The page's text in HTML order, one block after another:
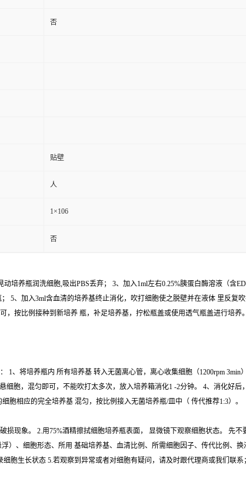
否
贴壁
人
1×106
否
动培养瓶润洗细胞,吸出PBS丢弃； 3、加入1ml左右0.25%胰蛋白酶溶液（
5、加入3ml含血清的培养基终止消化，吹打细胞使之脱壁并在液体 里反复
，按比例接种到新培养 瓶，补足培养基，拧松瓶盖或使用透气瓶盖进行培养。
1、将培养瓶内 所有培养基 转入无菌离心管，离心收集细胞（1200rpm
细胞，混匀即可，不能吹打太多次，放入培养箱消化1 -2分钟。 4、消化
细胞相应的完全培养基 混匀，按比例接入无菌培养瓶/皿中（ 传代推荐1:3）。
损现象。 2.用75%酒精擦拭细胞培养瓶表面， 显微镜下观察细胞状态。 先
）、细胞形态、所用 基础培养基、血清比例、所需细胞因子、传代比例、
胞生长状态 5.若观察到异常或者对细胞有疑问，请及时跟代理商或我们联